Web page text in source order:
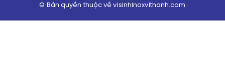
© Bản quyền thuộc về visinhinoxvithanh.com